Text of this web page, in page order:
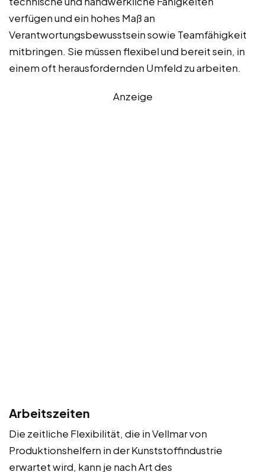
verfügen und ein hohes Maß an
Verantwortungsbewusstsein sowie Teamfähigkeit
mitbringen. Sie müssen flexibel und bereit sein, in
einem oft herausfordernden Umfeld zu arbeiten.
Anzeige
Arbeitszeiten
Die zeitliche Flexibilität, die in Vellmar von
Produktionshelfern in der Kunststoffindustrie
erwartet wird, kann je nach Art des